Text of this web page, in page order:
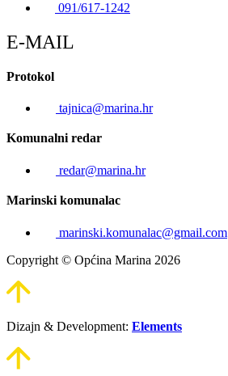
091/617-1242
E-MAIL
Protokol
tajnica@marina.hr
Komunalni redar
redar@marina.hr
Marinski komunalac
marinski.komunalac@gmail.com
Copyright © Općina Marina 2026
Dizajn & Development: Elements